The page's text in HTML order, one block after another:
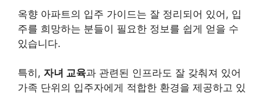
옥향 아파트의 입주 가이드는 잘 정리되어 있어, 입
주를 희망하는 분들이 필요한 정보를 쉽게 얻을 수
있습니다.
특히, 자녀 교육과 관련된 인프라도 잘 갖춰져 있어
가족 단위의 입주자에게 적합한 환경을 제공하고 있